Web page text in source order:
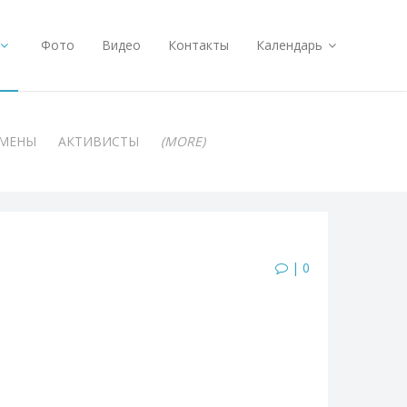
Фото Видео Контакты Календарь
АКТИВИСТЫ (MORE)
| 0